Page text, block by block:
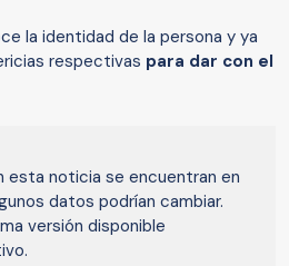
la identidad de la persona y ya
respectivas para dar con el
esta noticia se encuentran en
datos podrían cambiar.
versión disponible